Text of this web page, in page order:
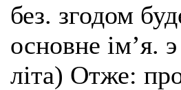
без. згодом
основне імʼя.
літа) Отже: